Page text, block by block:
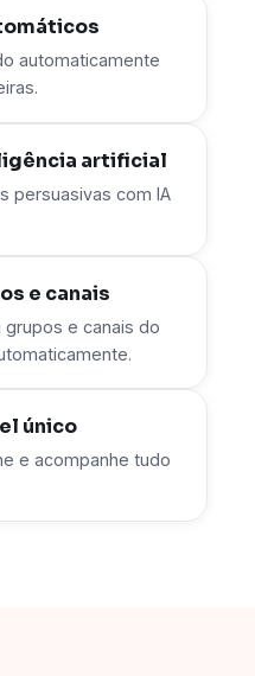
automaticamente
artificial
persuasivas com IA
e canais
e canais do
único
e acompanhe tudo